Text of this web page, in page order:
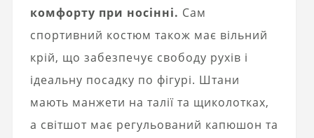
комфорту при носінні. Сам
спортивний костюм також має вільний
крій, що забезпечує свободу рухів і
ідеальну посадку по фігурі. Штани
мають манжети на талії та щиколотках,
а світшот має регульований капюшон та